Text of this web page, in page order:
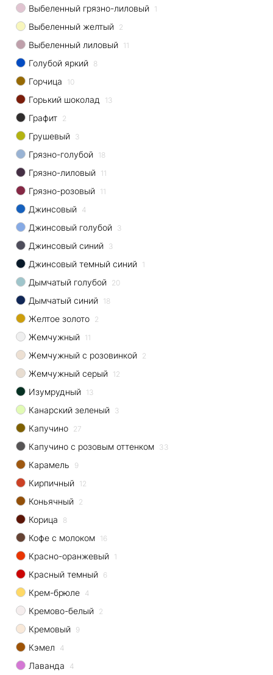
Выбеленный грязно-лиловый 1
Выбеленный желтый 2
Выбеленный лиловый 11
Голубой яркий 8
Горчица 10
Горький шоколад 13
Графит 2
Грушевый 3
Грязно-голубой 18
Грязно-лиловый 11
Грязно-розовый 11
Джинсовый 4
Джинсовый голубой 3
Джинсовый синий 3
Джинсовый темный синий 1
Дымчатый голубой 20
Дымчатый синий 18
Желтое золото 2
Жемчужный 11
Жемчужный с розовинкой 2
Жемчужный серый 12
Изумрудный 13
Канарский зеленый 3
Капучино 27
Капучино с розовым оттенком 33
Карамель 9
Кирпичный 12
Коньячный 2
Корица 8
Кофе с молоком 16
Красно-оранжевый 1
Красный темный 6
Крем-брюле 4
Кремово-белый 2
Кремовый 9
Кэмел 4
Лаванда 4